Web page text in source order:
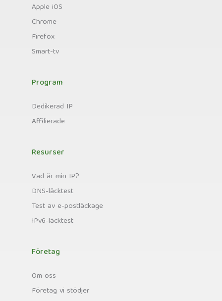
Apple iOS
Chrome
Firefox
Smart-tv
Program
Dedikerad IP
Affilierade
Resurser
Vad är min IP?
DNS-läcktest
Test av e-postläckage
IPv6-läcktest
Företag
Om oss
Företag vi stödjer